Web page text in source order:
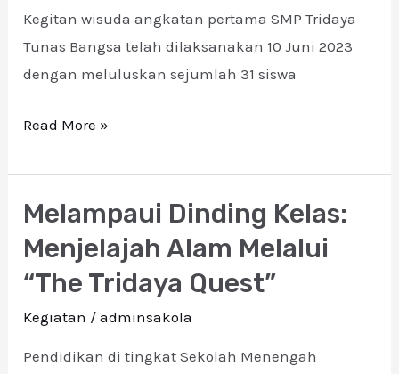
Kegitan wisuda angkatan pertama SMP Tridaya
Tunas Bangsa telah dilaksanakan 10 Juni 2023
dengan meluluskan sejumlah 31 siswa
Read More »
Melampaui Dinding Kelas:
Menjelajah Alam Melalui
“The Tridaya Quest”
Kegiatan /adminsakola
Pendidikan di tingkat Sekolah Menengah
Melampaui
Dinding
Menjelajah
Alam
Melalui